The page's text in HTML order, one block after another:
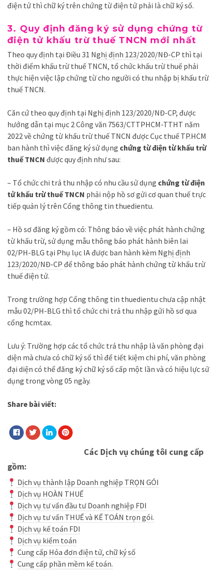
điện tử thì chữ ký trên chứng từ điện tử phải là chữ ký số.
3. Quy định đăng ký sử dụng chứng từ
điện tử khấu trừ thuế TNCN mới nhất
Theo quy định tại Điều 31 Nghị định 123/2020/NĐ-CP thì tại
thời điểm khấu trừ thuế TNCN, tổ chức khấu trừ thuế phải
thực hiện việc lập chứng từ cho người có thu nhập bị khấu trừ
thuế TNCN.
Căn cứ theo quy định tại Nghị định 123/2020/NĐ-CP, được
hướng dẫn tại mục 2 Công văn 7563/CTTPHCM-TTHT năm
2022 về chứng từ khấu trừ thuế TNCN được Cục thuế TP.HCM
ban hành thì việc đăng ký sử dụng chứng từ điện từ khấu trừ
thuế TNCN được quy định như sau:
– Tổ chức chi trả thu nhập có nhu cầu sử dụng chứng từ điện
tử khấu trừ thuế TNCN phải nộp hồ sơ gửi cơ quan thuế trực
tiếp quản lý trên Cổng thông tin thuedientu.
– Hồ sơ đăng ký gồm có: Thông báo về việc phát hành chứng
từ khấu trừ, sử dụng mẫu thông báo phát hành biên lai
02/PH-BLG tại Phụ lục IA được ban hành kèm Nghị định
123/2020/NĐ-CP để thông báo phát hành chứng từ khấu trừ
thuế điện tử.
Trong trường hợp Cổng thông tin thuedientu chưa cập nhật
mẫu 02/PH-BLG thì tổ chức chi trả thu nhập gửi hồ sơ qua
cổng hcmtax.
Lưu ý: Trường hợp các tổ chức trả thu nhập là văn phòng đại
diện mà chưa có chữ ký số thì để tiết kiệm chi phí, văn phòng
đại diện có thể đăng ký chữ ký số cấp một lần và có hiệu lực sử
dụng trong vòng 05 ngày.
Share bài viết:
Các Dịch vụ chúng tôi cung cấp
gồm:
Dịch vụ thành lập Doanh nghiệp TRỌN GÓI
Dịch vụ HOÀN THUẾ
Dịch vụ tư vấn đầu tư Doanh nghiệp FDI
Dịch vụ tư vấn THUẾ và KẾ TOÁN trọn gói.
Dịch vụ kế toán FDI
Dịch vụ kiểm toán
Cung cấp Hóa đơn điện tử, chữ ký số
Cung cấp phần mềm kế toán.